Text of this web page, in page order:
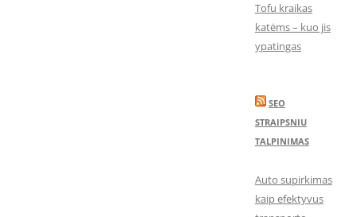
Tofu kraikas
katėms – kuo jis
ypatingas
SEO
STRAIPSNIU
TALPINIMAS
Auto supirkimas
kaip efektyvus